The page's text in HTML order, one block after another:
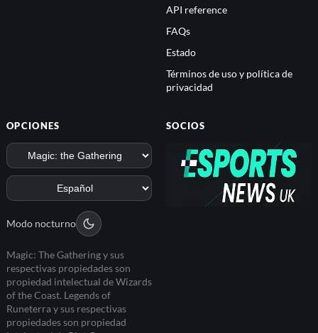
API reference
FAQs
Estado
Términos de uso y política de
privacidad
OPCIONES
Modo nocturno
Magic: The Gathering y sus
respectivas propiedades son
propiedad intelectual de Wizards
of the Coast. Legends of
Runeterra y sus respectivas
propiedades son propiedad
SOCIOS